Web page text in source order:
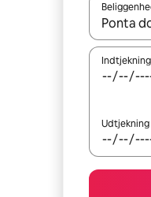
Når
Indtjekning
Udtjekning